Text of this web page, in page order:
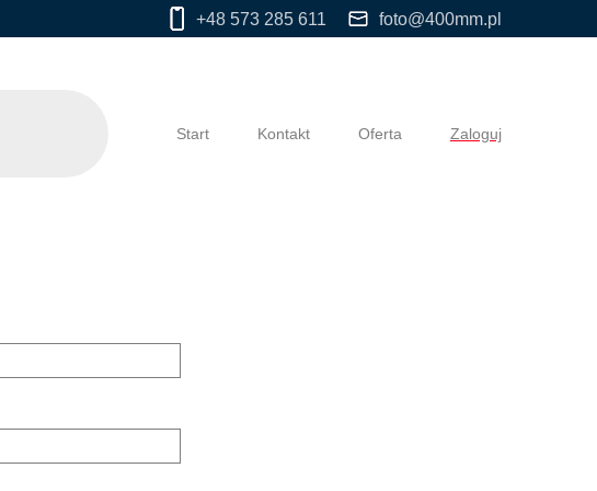
+48 573 285 611 foto@400mm.pl
Start Kontakt Oferta Zaloguj